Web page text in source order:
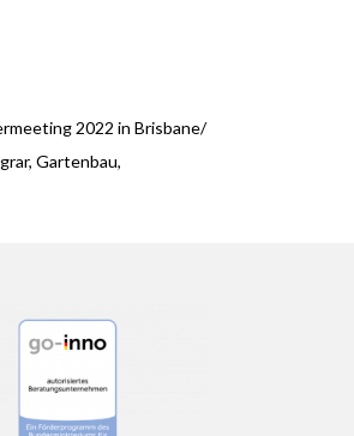
2022 in Brisbane/
Gartenbau,